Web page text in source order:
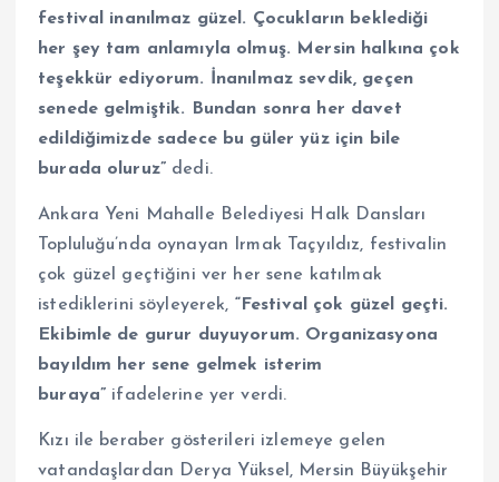
festival inanılmaz güzel. Çocukların beklediği
her şey tam anlamıyla olmuş. Mersin halkına çok
teşekkür ediyorum. İnanılmaz sevdik, geçen
senede gelmiştik. Bundan sonra her davet
edildiğimizde sadece bu güler yüz için bile
burada oluruz” dedi.
Ankara Yeni Mahalle Belediyesi Halk Dansları
Topluluğu’nda oynayan Irmak Taçyıldız, festivalin
çok güzel geçtiğini ver her sene katılmak
istediklerini söyleyerek, “Festival çok güzel geçti.
Ekibimle de gurur duyuyorum. Organizasyona
bayıldım her sene gelmek isterim
buraya” ifadelerine yer verdi.
Kızı ile beraber gösterileri izlemeye gelen
vatandaşlardan Derya Yüksel, Mersin Büyükşehir